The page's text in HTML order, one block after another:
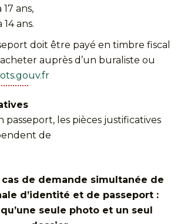
ans,
14 ans.
doit être payé en timbre fiscal
auprès d’un buraliste ou
les pièces justificatives
de
de demande simultanée de
d’identité et de passeport :
seule photo et un seul